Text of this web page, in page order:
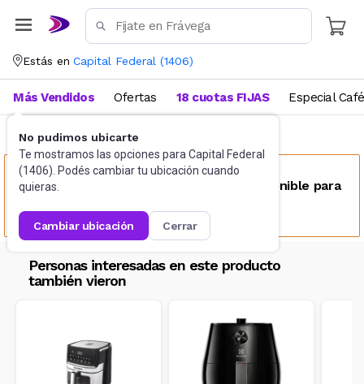
Estás en Capital Federal (1406)
No pudimos ubicarte
Te mostramos las opciones para Capital Federal
(1406). Podés cambiar tu ubicación cuando
quieras.
cambiar ubicación cerrar
Más Vendidos Ofertas 18 cuotas FIJAS Especial Café
Cocina Freidoras
Este producto no se encuentra disponible para
Personas interesadas en este producto
también vieron